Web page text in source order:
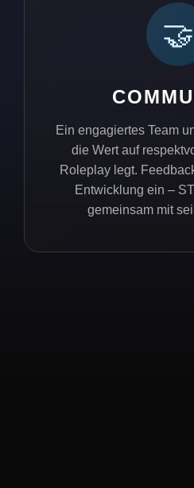
🤝
Ein engagiertes Team
die Wert auf
Roleplay legt.
Entwicklung ein –
gemeinsam mit